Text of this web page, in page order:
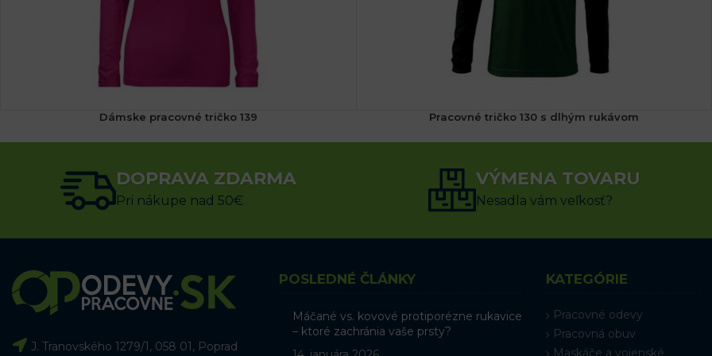
Dámske pracovné tričko 139
14.34 € s DPH
VÝBER MOŽNOSTÍ
Pracovné tričko 130 s dlhým rukávom
14.34€ s DPH
VÝBER MOŽNOSTÍ
DOPRAVA ZDARMA
Pri nákupe nad 50€
VÝMENA TOVARU
Nesadla vám veľkosť?
J. Tranovského 1279/1, 058 01, Poprad
POSLEDNÉ ČLÁNKY
Máčané vs. kovové protiporézne rukavice
– ktoré zachránia vaše prsty?
KATEGÓRIE
Pracovné odevy
Pracovná obuv
Maskáče a vojenské